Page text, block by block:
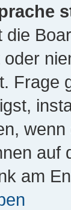
die
oder
Frage
auf
am